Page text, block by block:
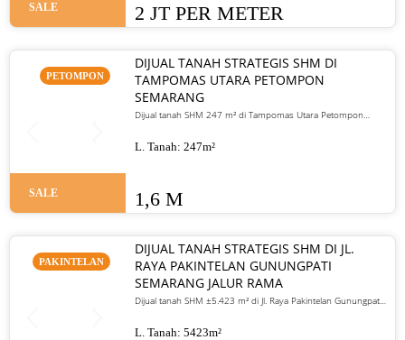
SALE 2 JT PER METER
PETOMPON
SALE
DIJUAL TANAH STRATEGIS SHM DI
TAMPOMAS UTARA PETOMPON
SEMARANG
Dijual tanah SHM 247 m² di Tampomas Utara Petompon
hunian dan investasi. Harga 1,6 M nego.
L. Tanah: 247m²
1,6 M
PAKINTELAN
DIJUAL TANAH STRATEGIS SHM DI JL.
RAYA PAKINTELAN GUNUNGPATI
SEMARANG JALUR RAMA
Dijual tanah SHM ±5.423 m² di Jl. Raya Pakintelan Gunungpati
Harga 3,5 juta/meter
L. Tanah: 5423m²